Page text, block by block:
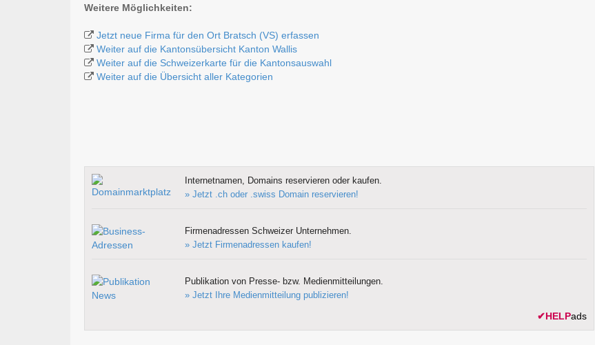
Weitere Möglichkeiten:
Jetzt neue Firma für den Ort Bratsch (VS) erfassen
Weiter auf die Kantonsübersicht Kanton Wallis
Weiter auf die Schweizerkarte für die Kantonsauswahl
Weiter auf die Übersicht aller Kategorien
Internetnamen, Domains reservieren oder kaufen.
» Jetzt .ch oder .swiss Domain reservieren!
Firmenadressen Schweizer Unternehmen.
» Jetzt Firmenadressen kaufen!
Publikation von Presse- bzw. Medienmitteilungen.
» Jetzt Ihre Medienmitteilung publizieren!
✔HELPads